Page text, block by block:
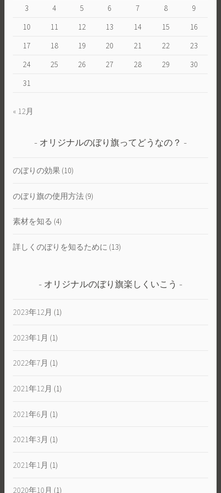
3
4 5 6 7 8
9
10
11 12 13 14 15
16
17
18 19 20 21 22
23
24
25 26 27 28 29
30
31
« 12月
オリジナルのぼり旗ってどうなの？
のぼりの効果 (10)
のぼり旗の使用方法 (9)
素材を知る (4)
詳しくのぼりを知るために (13)
オリジナルのぼり旗楽しくいこう
2023年12月 (1)
2023年1月 (1)
2022年7月 (1)
2021年12月 (1)
2021年6月 (1)
2021年3月 (1)
2021年1月 (1)
2020年10月 (1)